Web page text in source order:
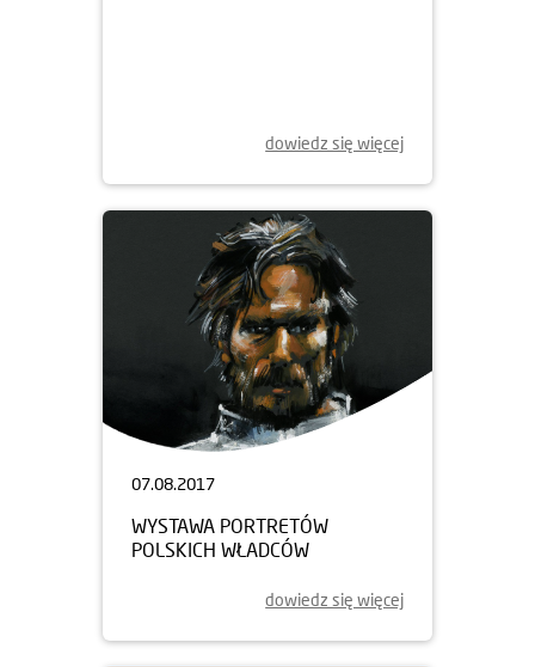
dowiedz się więcej
07.08.2017
WYSTAWA PORTRETÓW
POLSKICH WŁADCÓW
dowiedz się więcej